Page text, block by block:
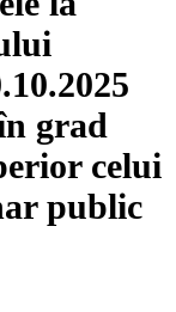
grad
celui
public